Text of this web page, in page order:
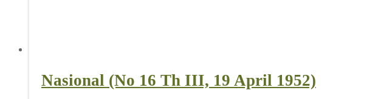
Nasional (No 16 Th III, 19 April 1952)